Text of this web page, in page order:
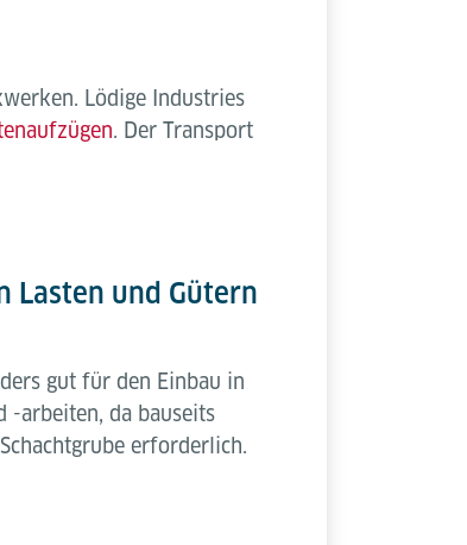
Lödige Industries
. Der Transport
Lasten und Gütern
gut für den Einbau in
-arbeiten, da bauseits
erforderlich.